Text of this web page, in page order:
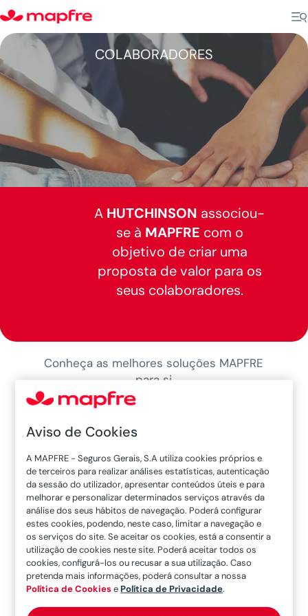
COLABORADORES
A HUTCHINSON associou-
se à MAPFRE com o
objetivo de criar uma
proposta de valor para os
seus colaboradores.
Conheça as melhores soluções MAPFRE
para si
Aviso de Cookies
A MAPFRE - Seguros Gerais, S.A utiliza cookies próprios e
de terceiros para realizar análises estatísticas, autenticação
da sessão do utilizador, apresentar conteúdos úteis e para
melhorar e personalizar determinados serviços através da
análise dos seus hábitos de navegação. Poderá configurar
estes cookies, podendo, neste caso, limitar a navegação e
os serviços do site. Se aceitar os cookies, está a consentir a
utilização de cookies neste site. Poderá aceitar todos os
cookies, configurá-los ou recusar a sua utilização. Caso
pretenda mais informações, poderá consultar a nossa
Política de CookiesePolítica de Privacidade.